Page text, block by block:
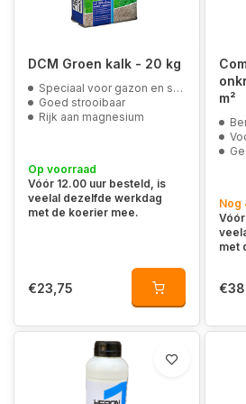
DCM Groen kalk - 20 kg
Speciaal voor gazon en siertuin
Goed strooibaar
Rijk aan magnesium
Op voorraad
Vóór 12.00 uur besteld, is
veelal dezelfde werkdag
met de koerier mee.
€23,75
m²
Nog
met